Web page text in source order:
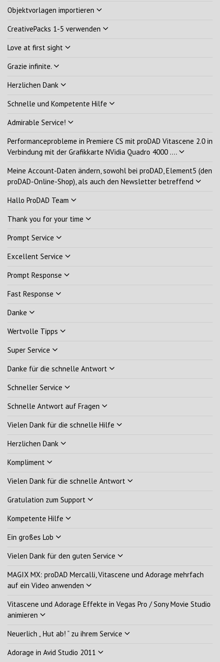
Objektvorlagen importieren
CreativePacks 1-5 verwenden
Love at first sight
Grazie infinite.
Herzlichen Dank
Schnelle und Kompetente Hilfe
Admirable Service!
Performanceprobleme in Premiere CS mit proDAD Vitascene 2.0 in
Verbindung mit der Grafikkarte NVidia Quadro 4000 ....
Meine Account-Daten ändern, sowohl bei proDAD, Element5 (den
proDAD-Online-Shop), als auch den Newsletter betreffend
Hallo ProDAD Team
Thank you for your time
Prompt Service
Excellent Service
Prompt Response
Fast Response
Danke
Wertvolle Tipps
Super Service
Danke für die schnelle Antwort
Schneller Service
Schnelle Antwort auf Fragen
Vielen Dank für die schnelle Hilfe
Herzlichen Dank
Kompliment
Vielen Dank für die schnelle Antwort
Gratulation zum Support
Kompetente Hilfe
Ein großes Lob
Vielen Dank für den guten Service
MAGIX MX: proDAD Mercalli, Vitascene und Adorage mehrfach
auf ein Video anwenden
Vitascene und Adorage Effekte in Vegas Pro / Sony Movie Studio
animieren
Neuerlich „ Hut ab! “ zu ihrem Service
Adorage in Avid Studio 2011